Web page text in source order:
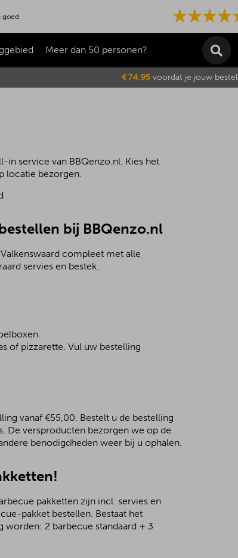
Meer dan 50 personen?
Winkelmand
Subtotaal
€ 74,95 voordat je jouw
in service van BBQenzo.nl. Kies het
locatie bezorgen.
bij BBQenzo.nl
compleet met alle
servies en bestek.
of pizzarette. Vul uw bestelling
vanaf €55,00. Bestelt u de bestelling
De versproducten bezorgen we op de
benodigdheden weer bij u ophalen.
pakketten zijn incl. servies en
pakket bestellen. Bestaat het
worden: 2 barbecue standaard + 3